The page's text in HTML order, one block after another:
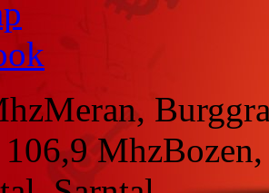
Meran,
Mhz